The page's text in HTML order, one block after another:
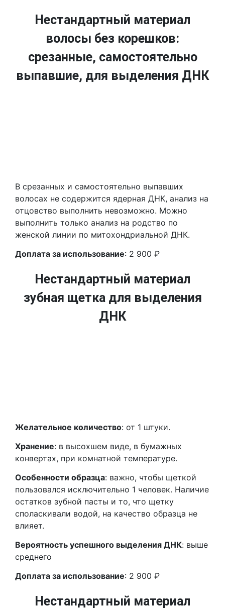
Нестандартный материал
волосы без корешков:
срезанные, самостоятельно
выпавшие, для выделения ДНК
В срезанных и самостоятельно выпавших
волосах не содержится ядерная ДНК, анализ на
отцовство выполнить невозможно. Можно
выполнить только анализ на родство по
женской линии по митохондриальной ДНК.
Доплата за использование: 2 900 ₽
Нестандартный материал
зубная щетка для выделения
ДНК
Желательное количество: от 1 штуки.
Хранение: в высохшем виде, в бумажных
конвертах, при комнатной температуре.
Особенности образца: важно, чтобы щеткой
пользовался исключительно 1 человек. Наличие
остатков зубной пасты и то, что щетку
споласкивали водой, на качество образца не
влияет.
Вероятность успешного выделения ДНК: выше
среднего
Доплата за использование: 2 900 ₽
Нестандартный материал